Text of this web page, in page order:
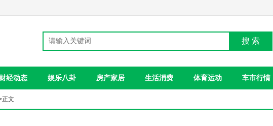
搜 索
财经动态 娱乐八卦 房产家居 生活消费 体育运动 车市行情
正文